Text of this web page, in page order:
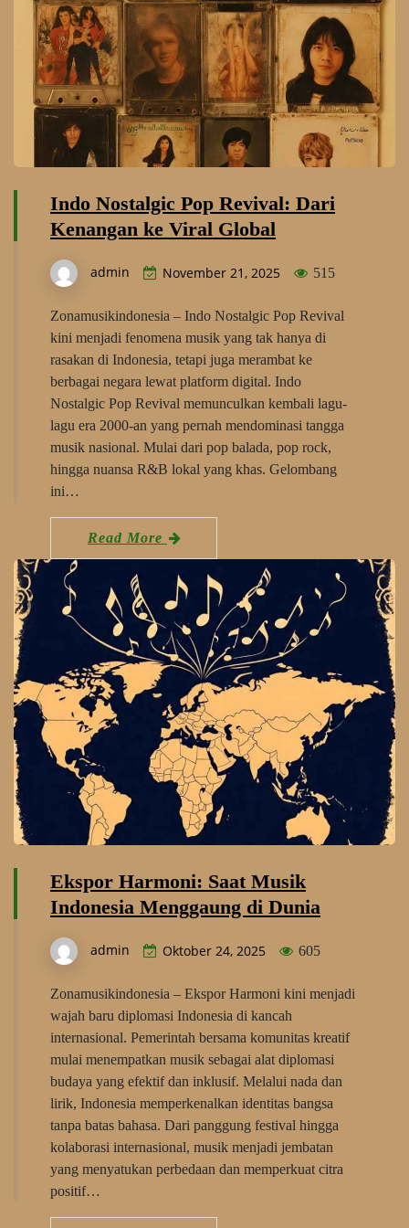
Indo Nostalgic Pop Revival: Dari
Kenangan ke Viral Global
admin November 21, 2025 515
Zonamusikindonesia – Indo Nostalgic Pop Revival
kini menjadi fenomena musik yang tak hanya di
rasakan di Indonesia, tetapi juga merambat ke
berbagai negara lewat platform digital. Indo
Nostalgic Pop Revival memunculkan kembali lagu-
lagu era 2000-an yang pernah mendominasi tangga
musik nasional. Mulai dari pop balada, pop rock,
hingga nuansa R&B lokal yang khas. Gelombang
ini…
Read More
Ekspor Harmoni: Saat Musik
Indonesia Menggaung di Dunia
admin Oktober 24, 2025 605
Zonamusikindonesia – Ekspor Harmoni kini menjadi
wajah baru diplomasi Indonesia di kancah
internasional. Pemerintah bersama komunitas kreatif
mulai menempatkan musik sebagai alat diplomasi
budaya yang efektif dan inklusif. Melalui nada dan
lirik, Indonesia memperkenalkan identitas bangsa
tanpa batas bahasa. Dari panggung festival hingga
kolaborasi internasional, musik menjadi jembatan
yang menyatukan perbedaan dan memperkuat citra
positif…